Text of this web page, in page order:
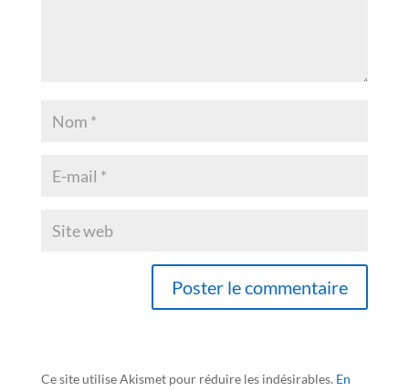
Ce site utilise Akismet pour réduire les indésirables. En